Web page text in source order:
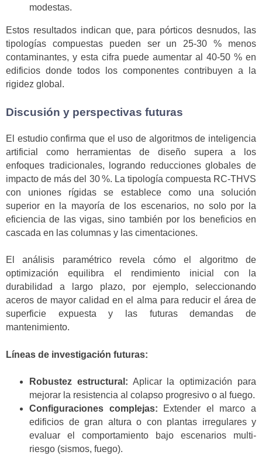
modestas.
Estos resultados indican que, para pórticos desnudos, las
tipologías compuestas pueden ser un 25-30 % menos
contaminantes, y esta cifra puede aumentar al 40-50 % en
edificios donde todos los componentes contribuyen a la
rigidez global.
Discusión y perspectivas futuras
El estudio confirma que el uso de algoritmos de inteligencia
artificial como herramientas de diseño supera a los
enfoques tradicionales, logrando reducciones globales de
impacto de más del 30 %. La tipología compuesta RC-THVS
con uniones rígidas se establece como una solución
superior en la mayoría de los escenarios, no solo por la
eficiencia de las vigas, sino también por los beneficios en
cascada en las columnas y las cimentaciones.
El análisis paramétrico revela cómo el algoritmo de
optimización equilibra el rendimiento inicial con la
durabilidad a largo plazo, por ejemplo, seleccionando
aceros de mayor calidad en el alma para reducir el área de
superficie expuesta y las futuras demandas de
mantenimiento.
Líneas de investigación futuras:
Robustez estructural: Aplicar la optimización para
mejorar la resistencia al colapso progresivo o al fuego.
Configuraciones complejas: Extender el marco a
edificios de gran altura o con plantas irregulares y
evaluar el comportamiento bajo escenarios multi-
riesgo (sismos, fuego).